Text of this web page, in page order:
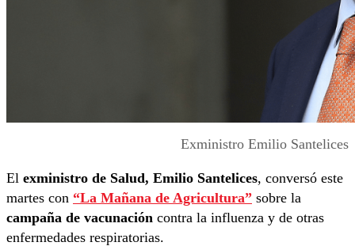
Exministro Emilio Santelices
El exministro de Salud, Emilio Santelices, conversó este
martes con “La Mañana de Agricultura” sobre la
campaña de vacunación contra la influenza y de otras
enfermedades respiratorias.